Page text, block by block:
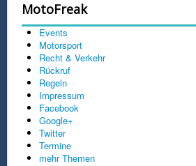
MotoFreak
Events
Motorsport
Recht & Verkehr
Rückruf
Regeln
Impressum
Facebook
Google+
Twitter
Termine
mehr Themen